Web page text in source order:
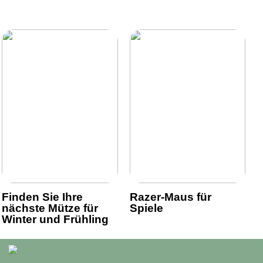
Finden Sie Ihre
nächste Mütze für
Winter und Frühling
Razer-Maus für
Spiele